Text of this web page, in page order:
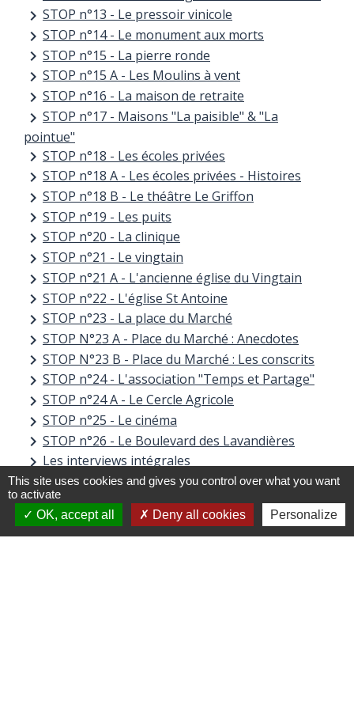
keyboard_arrow_right STOP n°13 - Le pressoir vinicole
keyboard_arrow_right STOP n°14 - Le monument aux morts
keyboard_arrow_right STOP n°15 - La pierre ronde
keyboard_arrow_right STOP n°15 A - Les Moulins à vent
keyboard_arrow_right STOP n°16 - La maison de retraite
keyboard_arrow_right STOP n°17 - Maisons "La paisible" & "La
pointue"
keyboard_arrow_right STOP n°18 - Les écoles privées
keyboard_arrow_right STOP n°18 A - Les écoles privées - Histoires
keyboard_arrow_right STOP n°18 B - Le théâtre Le Griffon
keyboard_arrow_right STOP n°19 - Les puits
keyboard_arrow_right STOP n°20 - La clinique
keyboard_arrow_right STOP n°21 - Le vingtain
keyboard_arrow_right STOP n°21 A - L'ancienne église du Vingtain
keyboard_arrow_right STOP n°22 - L'église St Antoine
keyboard_arrow_right STOP n°23 - La place du Marché
keyboard_arrow_right STOP N°23 A - Place du Marché : Anecdotes
keyboard_arrow_right STOP N°23 B - Place du Marché : Les conscrits
keyboard_arrow_right STOP n°24 - L'association "Temps et Partage"
keyboard_arrow_right STOP n°24 A - Le Cercle Agricole
keyboard_arrow_right STOP n°25 - Le cinéma
keyboard_arrow_right STOP n°26 - Le Boulevard des Lavandières
keyboard_arrow_rightLes interviews intégrales
keyboard_arrow_rightInterview de Pierre Bonnet
keyboard_arrow_rightInterview d'Albert Vialatoux
keyboard_arrow_rightInterview de Guy Badoil
Interview de Sœur Pascale
This site uses cookies and gives you control over what you want
to activate
OK, accept all
Deny all cookies Personalize